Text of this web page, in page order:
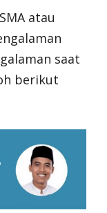
atau
saat
berikut